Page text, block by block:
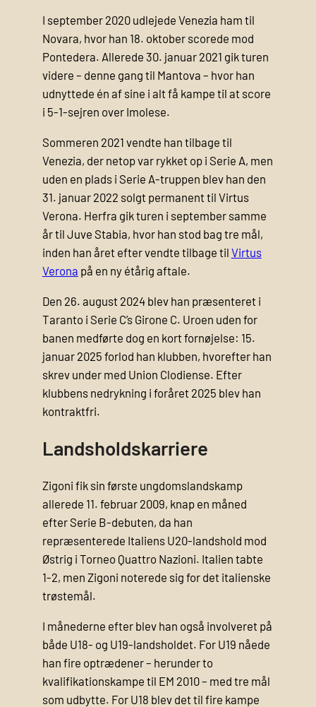
I september 2020 udlejede Venezia ham til
Novara, hvor han 18. oktober scorede mod
Pontedera. Allerede 30. januar 2021 gik turen
videre – denne gang til Mantova – hvor han
udnyttede én af sine i alt få kampe til at score
i 5-1-sejren over Imolese.
Sommeren 2021 vendte han tilbage til
Venezia, der netop var rykket op i Serie A, men
uden en plads i Serie A-truppen blev han den
31. januar 2022 solgt permanent til Virtus
Verona. Herfra gik turen i september samme
år til Juve Stabia, hvor han stod bag tre mål,
inden han året efter vendte tilbage til Virtus
Verona på en ny étårig aftale.
Den 26. august 2024 blev han præsenteret i
Taranto i Serie C’s Girone C. Uroen uden for
banen medførte dog en kort fornøjelse: 15.
januar 2025 forlod han klubben, hvorefter han
skrev under med Union Clodiense. Efter
klubbens nedrykning i foråret 2025 blev han
kontraktfri.
Landsholdskarriere
Zigoni fik sin første ungdomslandskamp
allerede 11. februar 2009, knap en måned
efter Serie B-debuten, da han
repræsenterede Italiens U20-landshold mod
Østrig i Torneo Quattro Nazioni. Italien tabte
1-2, men Zigoni noterede sig for det italienske
trøstemål.
I månederne efter blev han også involveret på
både U18- og U19-landsholdet. For U19 nåede
han fire optrædener – herunder to
kvalifikationskampe til EM 2010 – med tre mål
som udbytte. For U18 blev det til fire kampe